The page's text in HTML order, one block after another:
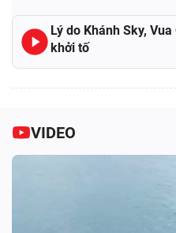
Lý do Khánh Sky,
khởi tố
VIDEO